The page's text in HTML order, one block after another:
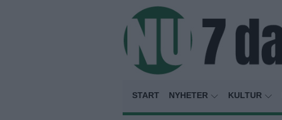
START NYHETER KULTUR